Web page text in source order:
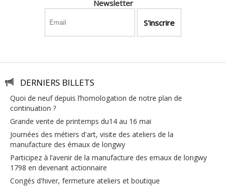
Newsletter
DERNIERS BILLETS
quoi de neuf depuis l’homologation de notre plan de
continuation ?
grande vente de printemps du14 au 16 mai
journées des métiers d'art, visite des ateliers de la
manufacture des émaux de longwy
participez à l’avenir de la manufacture des emaux de longwy
1798 en devenant actionnaire
congés d'hiver, fermeture ateliers et boutique